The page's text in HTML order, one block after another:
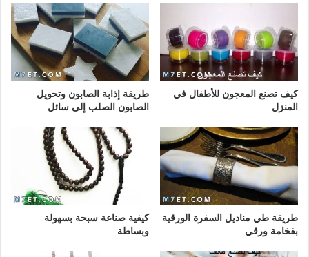
كيف تصنع المعجون للأطفال في
المنزل
طريقة إذابة الصابون وتحويل
الصابون الصلب إلى سائل
طريقة طي مناديل السفرة الورقية
بفخامة ورقي
كيفية صناعة سبحة بسهولة
وبساطة